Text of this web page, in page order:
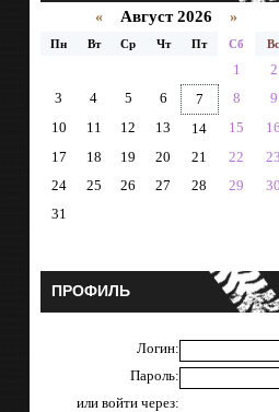
« Август 2026 »
Пн Вт Ср Чт Пт Сб Вс
1
2
3
4 5 6 7 8
9
10
11 12 13 14 15
16
17
18 19 20 21 22
23
24
25 26 27 28 29
30
31
ПРОФИЛЬ
Логин:
Пароль:
или войти через: